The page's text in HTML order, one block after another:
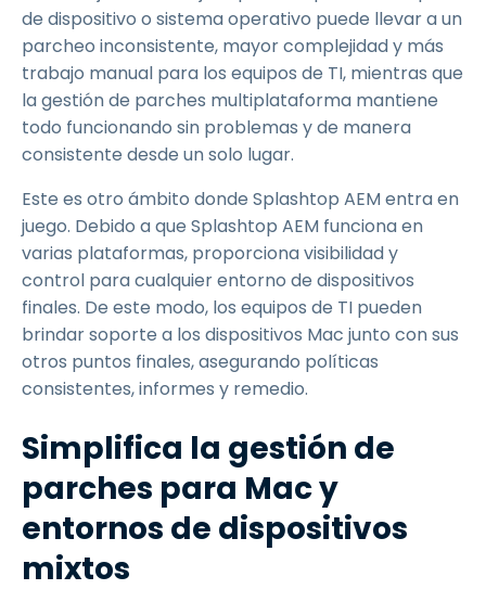
de dispositivo o sistema operativo puede llevar a un
parcheo inconsistente, mayor complejidad y más
trabajo manual para los equipos de TI, mientras que
la gestión de parches multiplataforma mantiene
todo funcionando sin problemas y de manera
consistente desde un solo lugar.
Este es otro ámbito donde Splashtop AEM entra en
juego. Debido a que Splashtop AEM funciona en
varias plataformas, proporciona visibilidad y
control para cualquier entorno de dispositivos
finales. De este modo, los equipos de TI pueden
brindar soporte a los dispositivos Mac junto con sus
otros puntos finales, asegurando políticas
consistentes, informes y remedio.
Simplifica la gestión de
parches para Mac y
entornos de dispositivos
mixtos